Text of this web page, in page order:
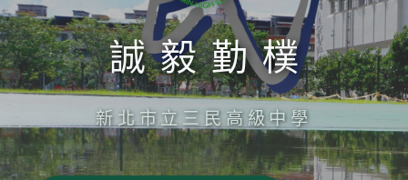
誠毅勤樸
新北市立三民高級中學